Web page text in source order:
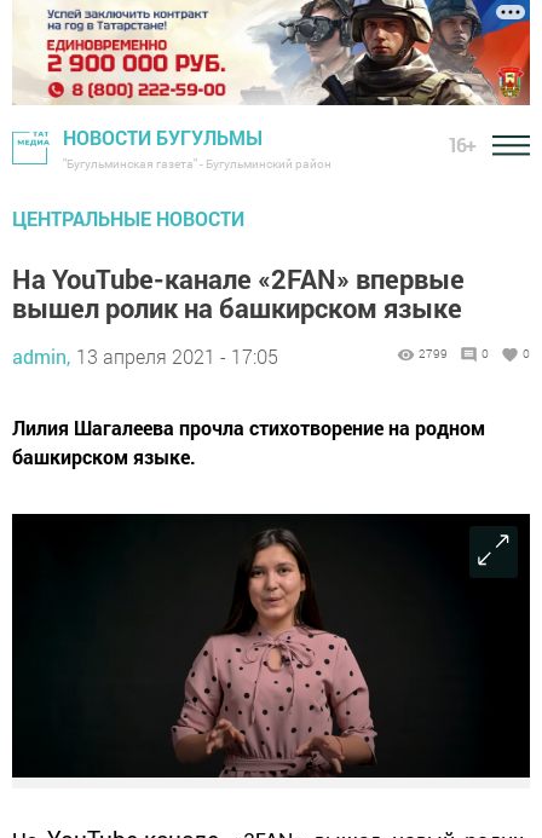
НОВОСТИ БУГУЛЬМЫ
"Бугульминская газета" - Бугульминский район
16+
ЦЕНТРАЛЬНЫЕ НОВОСТИ
На YouTube-канале «2FAN» впервые
вышел ролик на башкирском языке
admin, 13 апреля 2021 - 17:05 2799 0 0
Лилия Шагалеева прочла стихотворение на родном
башкирском языке.